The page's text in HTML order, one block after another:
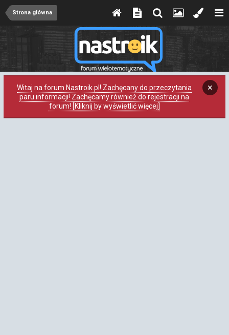
Strona główna
Witaj na forum Nastroik.pl! Zachęcany do przeczytania
paru informacji! Zachęcamy również do rejestracji na
forum! [Kliknij by wyświetlić więcej]
×